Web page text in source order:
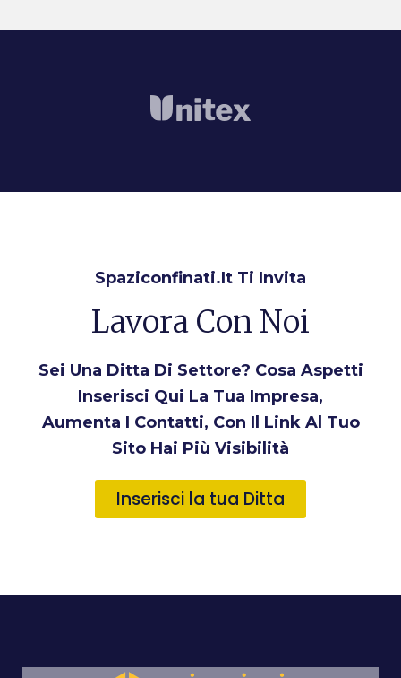
Spaziconfinati.it Ti Invita
Lavora Con Noi
Sei Una Ditta Di Settore? Cosa Aspetti
Inserisci Qui La Tua Impresa,
Aumenta I Contatti, Con Il Link Al Tuo
Sito Hai Più Visibilità
Inserisci la tua Ditta